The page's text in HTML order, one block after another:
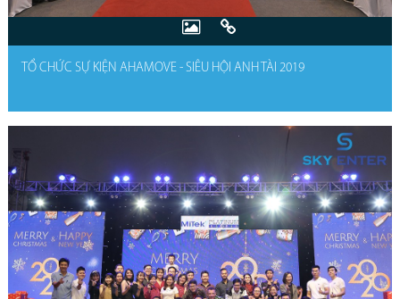
TỔ CHỨC SỰ KIỆN AHAMOVE - SIÊU HỘI ANH TÀI 2019